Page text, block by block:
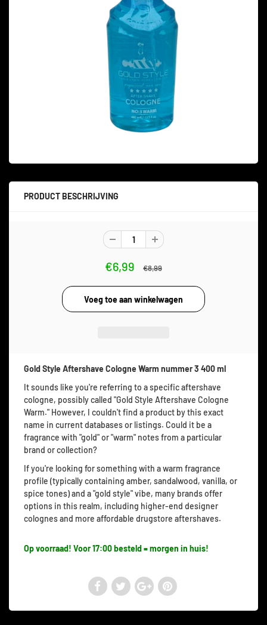
PRODUCT BESCHRIJVING
€6,99 €8,99
Gold Style Aftershave Cologne Warm nummer 3 400 ml
It sounds like you're referring to a specific aftershave
cologne, possibly called "Gold Style Aftershave Cologne
Warm." However, I couldn't find a product by this exact
name in current databases or listings. Could it be a
fragrance with "gold" or "warm" notes from a particular
brand or collection?
If you're looking for something with a warm fragrance
profile (typically containing amber, sandalwood, vanilla, or
spice tones) and a "gold style" vibe, many brands offer
options in this realm, including higher-end designer
colognes and more affordable drugstore aftershaves.
Op voorraad! Voor 17:00 besteld = morgen in huis!